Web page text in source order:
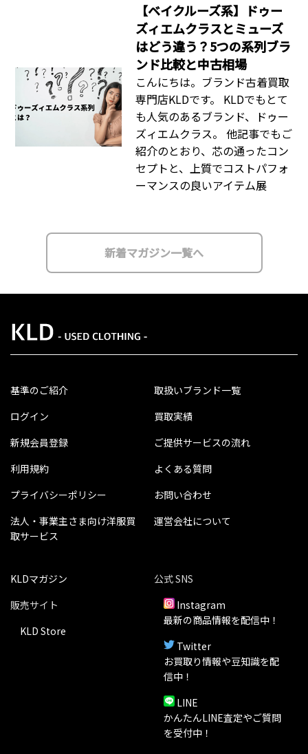
【ベイクルーズ系】ドゥー
ズィエムクラスとミューズ
はどう違う？5つの系列ブラ
ンド比較と中古相場
こんにちは。ブランド古着買取
専門店KLDです。 KLDでもとて
も人気のあるブランド、ドゥー
ズィエムクラス。 他記事でもご
紹介のとおり、芯の通ったコン
セプトと、上質でコストパフォ
ーマンスの良いアイテム展
新着マガジン一覧へ
基準のご紹介
ログイン
新規会員登録
利用規約
プライバシーポリシー
法人・事業主さま向け洋服買
取サービス
取扱いブランド一覧
買取実績
ご提供サービスの流れ
よくある質問
お問い合わせ
運営会社について
KLDマガジン
販売サイト
KLD Store
公式 SNS
Instagram
最新の商品情報を配信中！
Twitter
お買取り情報や豆知識を配
信中！
LINE
かんたんLINE査定やご質問
を受付中！